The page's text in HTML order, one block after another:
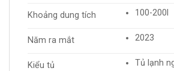
Khoảng dung tích 100-200l
Năm ra mắt 2023
Kiểu tủ Tủ lạnh